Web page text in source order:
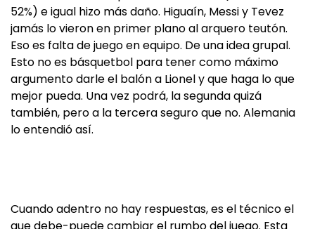
52%) e igual hizo más daño. Higuaín, Messi y Tevez
jamás lo vieron en primer plano al arquero teutón.
Eso es falta de juego en equipo. De una idea grupal.
Esto no es básquetbol para tener como máximo
argumento darle el balón a Lionel y que haga lo que
mejor pueda. Una vez podrá, la segunda quizá
también, pero a la tercera seguro que no. Alemania
lo entendió así.
Cuando adentro no hay respuestas, es el técnico el